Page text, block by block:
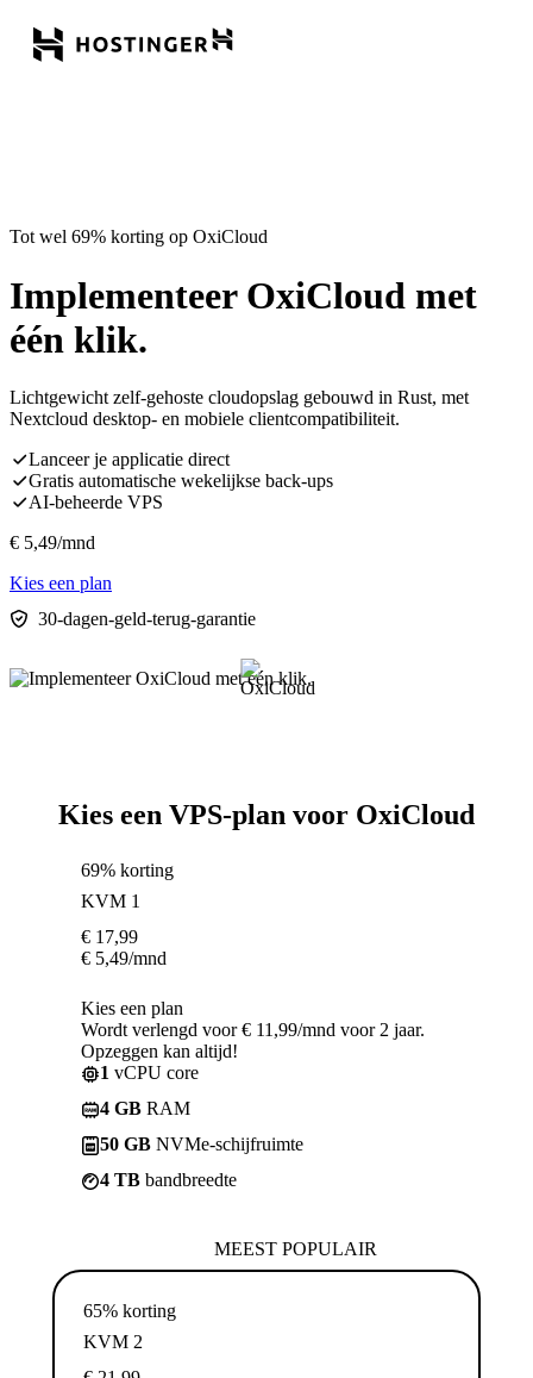
Tot wel 69% korting op OxiCloud
Implementeer OxiCloud met
één klik.
Lichtgewicht zelf-gehoste cloudopslag gebouwd in Rust, met
Nextcloud desktop- en mobiele clientcompatibiliteit.
Lanceer je applicatie direct
Gratis automatische wekelijkse back-ups
AI-beheerde VPS
€ 5,49/mnd
Kies een plan
30-dagen-geld-terug-garantie
Kies een VPS-plan voor OxiCloud
69% korting
KVM 1
€ 17,99
€ 5,49/mnd
Kies een plan
Wordt verlengd voor € 11,99/mnd voor 2 jaar.
Opzeggen kan altijd!
1 vCPU core
4 GB RAM
50 GB NVMe-schijfruimte
4 TB bandbreedte
MEEST POPULAIR
65% korting
KVM 2